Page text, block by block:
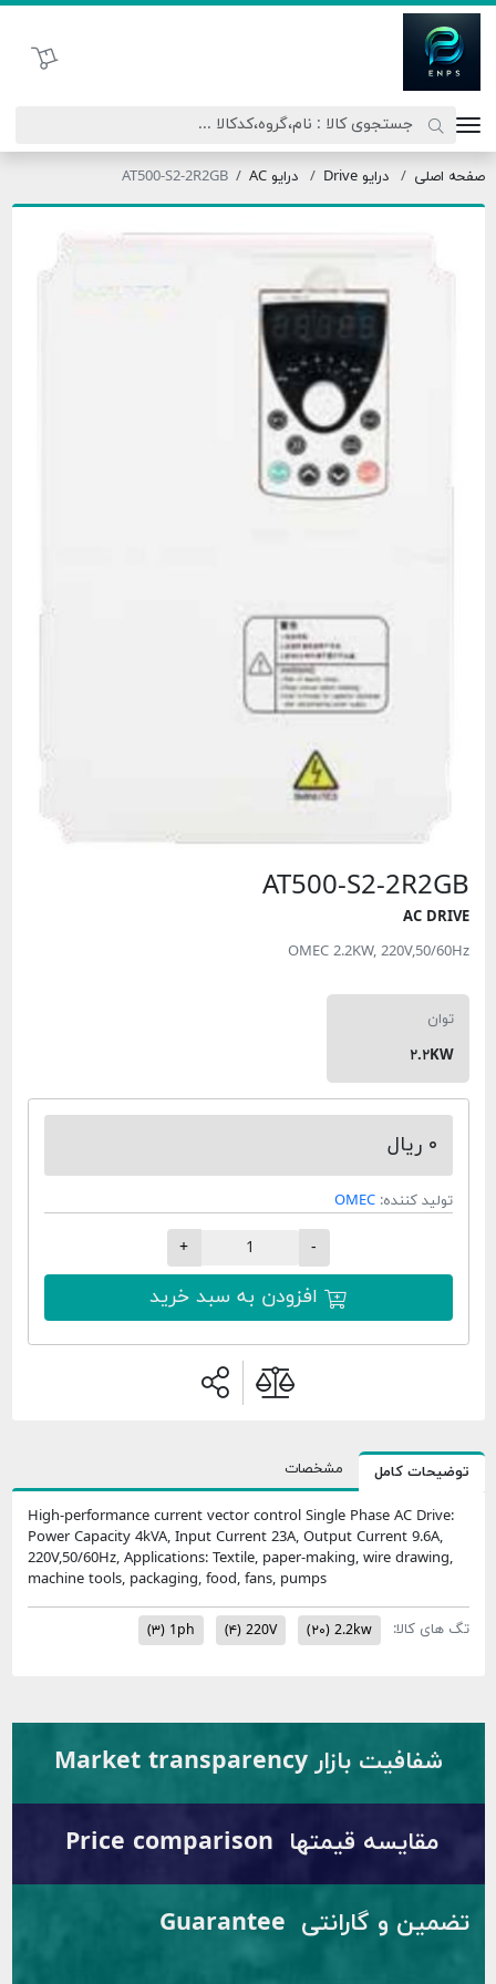
سبد خرید
صفحه اصلی درایو Drive درایو AC AT500-S2-2R2GB
AT500-S2-2R2GB
AC DRIVE
OMEC 2.2KW, 220V,50/60Hz
توان
۲.۲KW
۰ ریال
تولید کننده: OMEC
-
+
افزودن به سبد خرید
توضیحات کامل مشخصات
High-performance current vector control Single Phase AC Drive:
Power Capacity 4kVA, Input Current 23A, Output Current 9.6A,
220V,50/60Hz, Applications: Textile, paper-making, wire drawing,
machine tools, packaging, food, fans, pumps
تگ های کالا: 2.2kw (۲۰) 220V (۴) 1ph (۳)
شفافیت بازار Market transparency
مقایسه قیمتها Price comparison